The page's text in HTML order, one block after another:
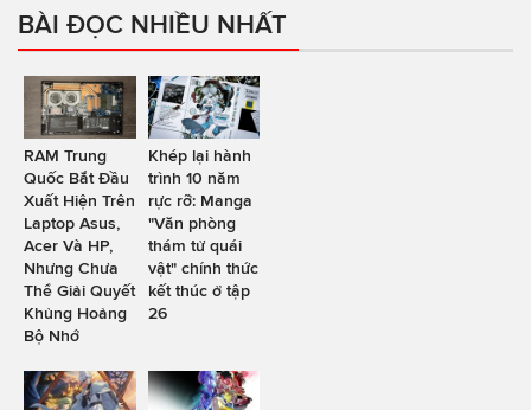
BÀI ĐỌC NHIỀU NHẤT
RAM Trung
Quốc Bắt Đầu
Xuất Hiện Trên
Laptop Asus,
Acer Và HP,
Nhưng Chưa
Thể Giải Quyết
Khủng Hoảng
Bộ Nhớ
Khép lại hành
trình 10 năm
rực rỡ: Manga
"Văn phòng
thám tử quái
vật" chính thức
kết thúc ở tập
26